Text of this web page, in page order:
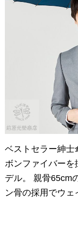
ベストセラー紳士
ボンファイバーを
デル。 親骨65cm
ン骨の採用でウェ